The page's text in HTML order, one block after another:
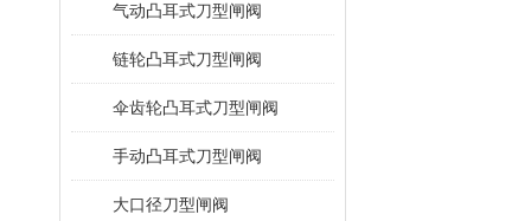
气动凸耳式刀型闸阀
链轮凸耳式刀型闸阀
伞齿轮凸耳式刀型闸阀
手动凸耳式刀型闸阀
大口径刀型闸阀